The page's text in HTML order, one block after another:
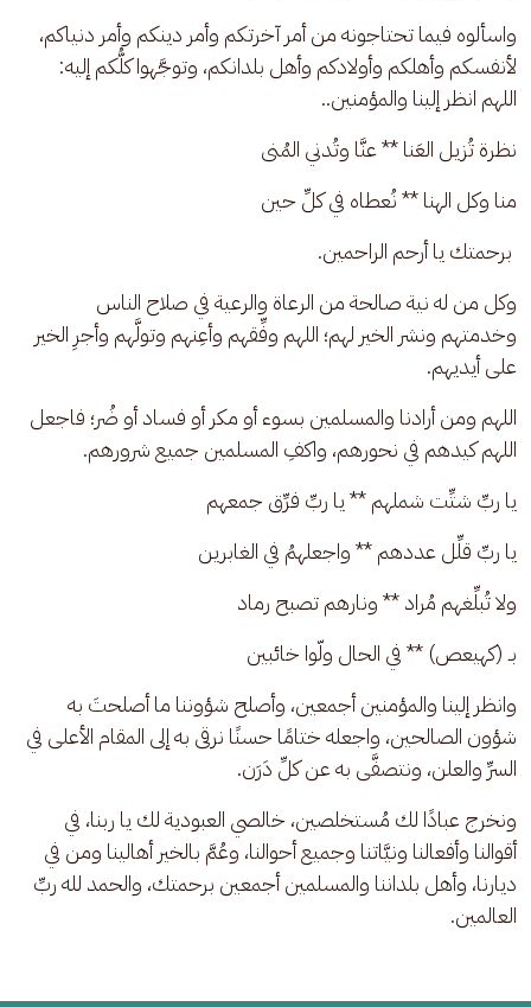
واسألوه فيما تحتاجونه من أمر آخرتكم وأمر دينكم وأمر دنياكم،
لأنفسكم وأهلكم وأولادكم وأهل بلدانكم، وتوجَّهوا كلُّكم إليه:
اللهم انظر إلينا والمؤمنين..
نظرة تُزيل العَنا ** عنَّا وتُدني المُنى
منا وكل الهنا ** نُعطاه في كلِّ حين
برحمتك يا أرحم الراحمين.
وكل من له نية صالحة من الرعاة والرعية في صلاح الناس
وخدمتهم ونشر الخير لهم؛ اللهم وفِّقهم وأعِنهم وتولَّهم وأجرِ الخير
على أيديهم.
اللهم ومن أرادنا والمسلمين بسوء أو مكر أو فساد أو ضُر؛ فاجعل
اللهم كيدهم في نحورهم، واكفِ المسلمين جميع شرورهم.
يا ربِّ شتِّت شملهم ** يا ربِّ فرِّق جمعهم
يا ربِّ قلِّل عددهم ** واجعلهمُ في الغابرين
ولا تُبلِّغهم مُراد ** ونارهم تصبح رماد
بـ (كهيعص) ** في الحال ولّوا خائبين
وانظر إلينا والمؤمنين أجمعين، وأصلح شؤوننا ما أصلحتَ به
شؤون الصالحين، واجعله ختامًا حسنًا نرقى به إلى المقام الأعلى في
السرِّ والعلن، ونتصفَّى به عن كلِّ دَرَن.
ونخرج عبادًا لك مُستخلصين، خالصي العبودية لك يا ربنا، في
أقوالنا وأفعالنا ونيَّاتنا وجميع أحوالنا، وعُمَّ بالخير أهالينا ومن في
ديارنا، وأهل بلداننا والمسلمين أجمعين برحمتك، والحمد لله ربِّ
العالمين.